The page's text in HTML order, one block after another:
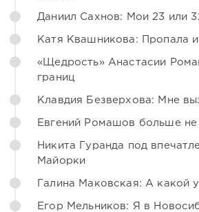
Даниил Сахнов: Мои 23 или
Катя Квашникова: Пропала
«Щедрость» Анастасии
границ
Клавдия Безверхова: Мне
Евгений Ромашов больше
Никита Гуранда под
Майорки
Галина Маковская: А какой
Егор Мельников: Я в